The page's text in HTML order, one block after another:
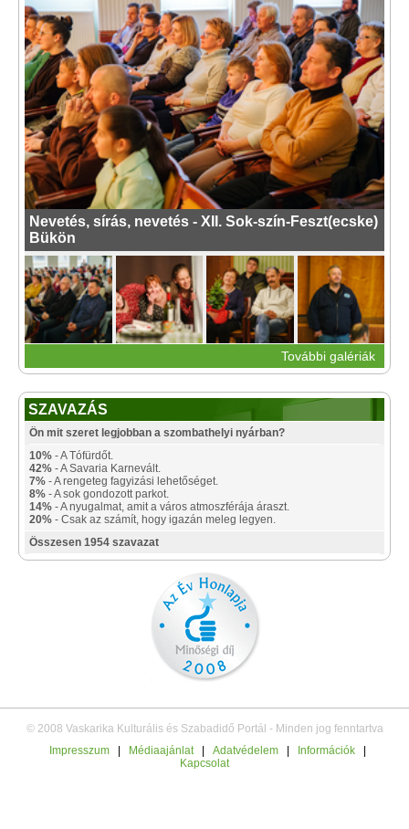
Nevetés, sírás, nevetés - XII. Sok-szín-Feszt(ecske)
Bükön
További galériák
SZAVAZÁS
Ön mit szeret legjobban a szombathelyi nyárban?
10% - A Tófürdőt.
42% - A Savaria Karnevált.
7% - A rengeteg fagyizási lehetőséget.
8% - A sok gondozott parkot.
14% - A nyugalmat, amit a város atmoszférája áraszt.
20% - Csak az számít, hogy igazán meleg legyen.
Összesen 1954 szavazat
© 2008 Vaskarika Kulturális és Szabadidő Portál - Minden jog fenntartva
Impresszum
Médiaajánlat Adatvédelem Információk
Kapcsolat